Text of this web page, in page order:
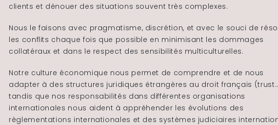
clients et dénouer des situations souvent très complexes.
Nous le faisons avec pragmatisme, discrétion, et avec le souci de
les conflits chaque fois que possible en minimisant les dommages
collatéraux et dans le respect des sensibilités multiculturelles.
Notre culture économique nous permet de comprendre et de nous
adapter à des structures juridiques étrangères au droit français
tandis que nos responsabilités dans différentes organisations
internationales nous aident à appréhender les évolutions des
règlementations internationales et des systèmes judiciaires